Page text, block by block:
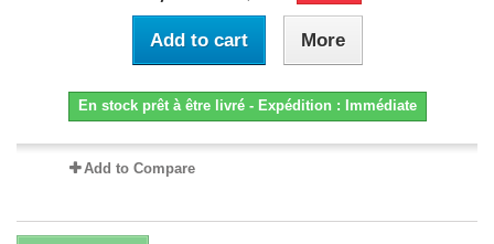
Add to cart More
En stock prêt à être livré - Expédition : Immédiate
Add to Compare